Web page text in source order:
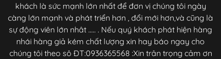
khách là sức mạnh lớn nhất để đơn vị chúng tôi ngày
càng lớn mạnh và phát triển hơn , đổi mới hơn,và cũng là
sự động viên lớn nhât ..... . Nếu quý khách phát hiện hàng
nhái hàng giả kém chất lượng xin hay báo ngay cho
chúng tôi theo sô ĐT:0936365568 :Xin trân trọng cảm ơn